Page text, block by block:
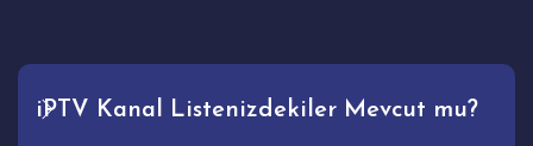
iPTV Kanal Listenizdekiler Mevcut mu?